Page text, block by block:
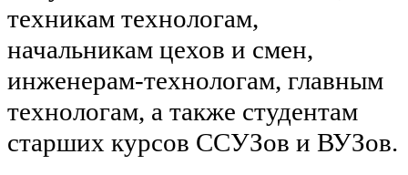
техникам технологам,
начальникам цехов и смен,
инженерам-технологам, главным
технологам, а также студентам
старших курсов ССУЗов и ВУЗов.